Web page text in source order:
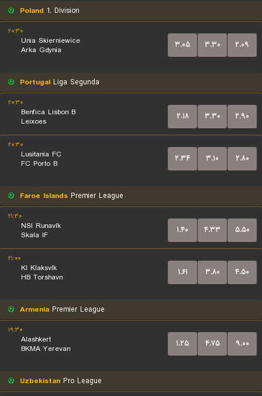
Poland 1. Division
۲۰:۳۰
Unia Skierniewice
Arka Gdynia
۳.۰۵ ۳.۳۰ ۲.۰۹
Portugal Liga Segunda
۲۰:۳۰
Benfica Lisbon B
Leixoes
۲.۱۸ ۳.۳۰ ۲.۹۰
۲۰:۳۰
Lusitania FC
FC Porto B
۲.۳۴ ۳.۱۰ ۲.۸۰
Faroe Islands Premier League
۲۱:۳۰
NSI Runavík
Skala IF
۱.۴۰ ۴.۳۳ ۵.۵۰
۲۱:۰۰
KI Klaksvík
HB Torshavn
۱.۶۱ ۳.۸۰ ۴.۵۰
Armenia Premier League
۱۹:۳۰
Alashkert
BKMA Yerevan
۱.۲۵ ۴.۷۵ ۹.۰۰
Uzbekistan Pro League